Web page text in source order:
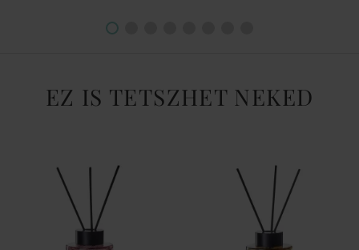
EZ IS TETSZHET NEKED